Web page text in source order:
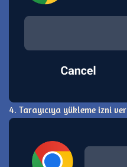
4. Tarayıcıya yükleme izni ver